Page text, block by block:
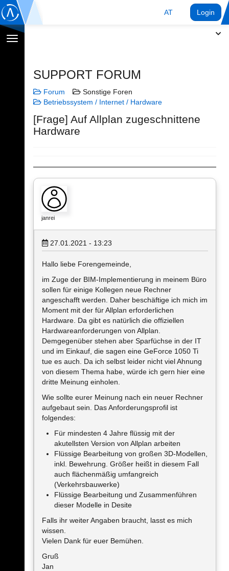
AT Login
Navigation
SUPPORT FORUM
Forum
Sonstige Foren
Betriebssystem / Internet / Hardware
[Frage] Auf Allplan zugeschnittene
Hardware
janrei
27.01.2021 - 13:23
Hallo liebe Forengemeinde,
im Zuge der BIM-Implementierung in meinem Büro
sollen für einige Kollegen neue Rechner
angeschafft werden. Daher beschäftige ich mich im
Moment mit der für Allplan erforderlichen
Hardware. Da gibt es natürlich die offiziellen
Hardwareanforderungen von Allplan.
Demgegenüber stehen aber Sparfüchse in der IT
und im Einkauf, die sagen eine GeForce 1050 Ti
tue es auch. Da ich selbst leider nicht viel Ahnung
von diesem Thema habe, würde ich gern hier eine
dritte Meinung einholen.
Wie sollte eurer Meinung nach ein neuer Rechner
aufgebaut sein. Das Anforderungsprofil ist
folgendes:
Für mindesten 4 Jahre flüssig mit der
akutellsten Version von Allplan arbeiten
Flüssige Bearbeitung von großen 3D-Modellen,
inkl. Bewehrung. Größer heißt in diesem Fall
auch flächenmäßig umfangreich
(Verkehrsbauwerke)
Flüssige Bearbeitung und Zusammenführen
dieser Modelle in Desite
Falls ihr weiter Angaben braucht, lasst es mich
wissen.
Vielen Dank für euer Bemühen.
Gruß
Jan